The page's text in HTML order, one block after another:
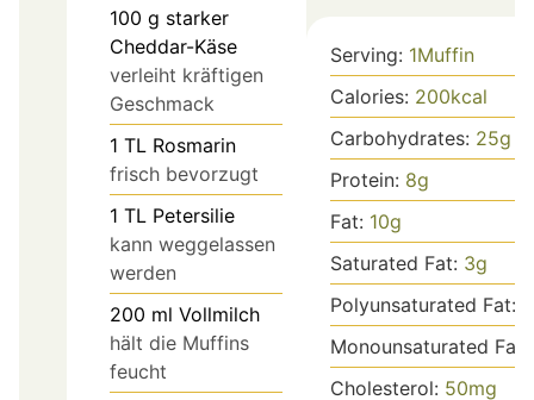
100 g starker
Cheddar-Käse
verleiht kräftigen
Geschmack
1 TL Rosmarin
frisch bevorzugt
1 TL Petersilie
kann weggelassen
werden
200 ml Vollmilch
hält die Muffins
feucht
Serving: 1Muffin
Calories: 200kcal
Carbohydrates: 25g
Protein: 8g
Fat: 10g
Saturated Fat: 3g
Polyunsaturated Fat:
Monounsaturated Fat:
Cholesterol: 50mg